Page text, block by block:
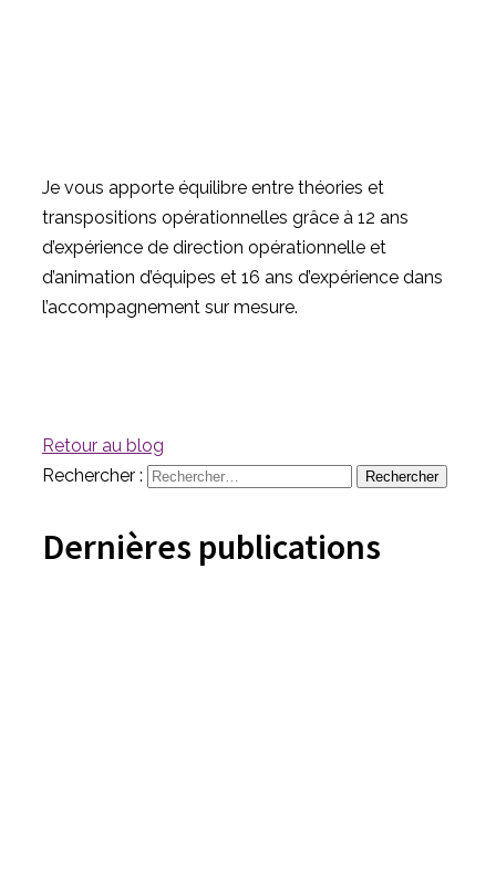
Je vous apporte équilibre entre théories et
transpositions opérationnelles grâce à 12 ans
d’expérience de direction opérationnelle et
d’animation d’équipes et 16 ans d’expérience dans
l’accompagnement sur mesure.
Retour au blog
Rechercher :
Dernières publications